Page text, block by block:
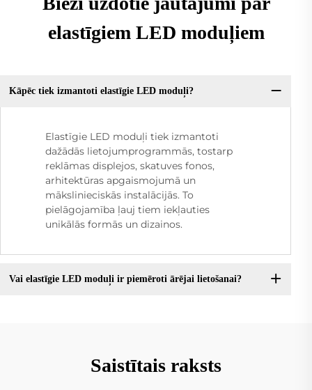
elastīgiem LED moduļiem
Kāpēc tiek izmantoti elastīgie LED moduļi?
Elastīgie LED moduļi tiek izmantoti
dažādās lietojumprogrammās, tostarp
reklāmas displejos, skatuves fonos,
arhitektūras apgaismojumā un
mākslinieciskās instalācijās. To
pielāgojamība ļauj tiem iekļauties
unikālās formās un dizainos.
Vai elastīgie LED moduļi ir piemēroti ārējai lietošanai?
Saistītais raksts